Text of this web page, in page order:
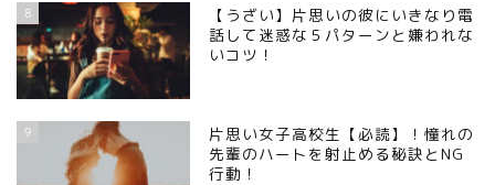
8
【うざい】片思いの彼にいきなり電
話して迷惑な５パターンと嫌われな
いコツ！
9
片思い女子高校生【必読】！憧れの
先輩のハートを射止める秘訣とNG
行動！